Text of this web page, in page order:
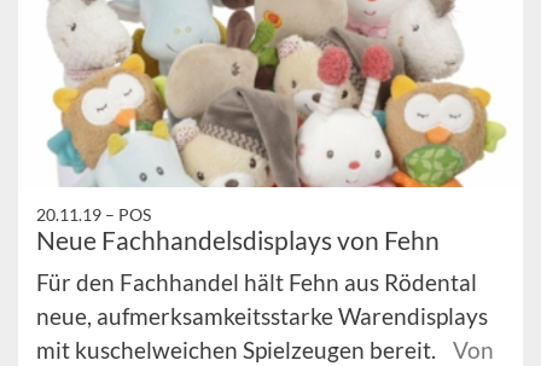
20.11.19 – POS
Neue Fachhandelsdisplays von Fehn
Für den Fachhandel hält Fehn aus Rödental
neue, aufmerksamkeitsstarke Warendisplays
mit kuschelweichen Spielzeugen bereit.
Von